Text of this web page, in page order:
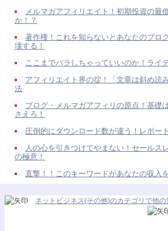
メルマガアフィリエイト！初期投資の最
か！？
著作権！これを知らないとあなたのブロ
壊する！
ここまでバラしちゃっていいのか！ライ
アフィリエイト界の掟！「文章は斜め読
法
ブログ・メルマガアフィリの原点！基礎
さえろ！
圧倒的にダウンロード数が違う！レポー
人の心を引きつけてやまない！セールス
の極意！
直撃！！このキーワードがあなたの収入
ネットビジネス(その他)のカテゴリで他